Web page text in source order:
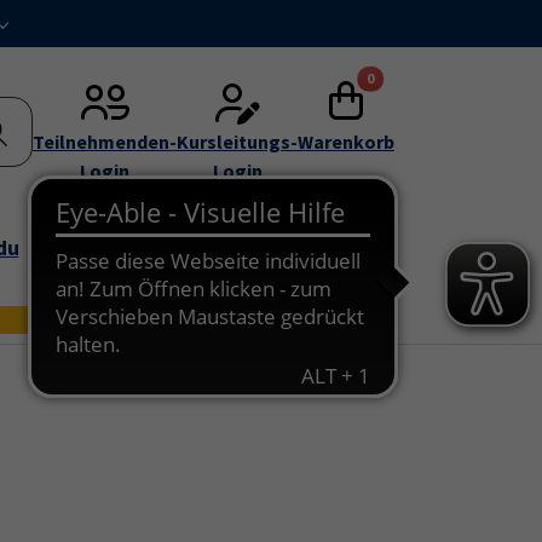
for "Über uns"
Teilnehmenden-
Login
Kursleitungs-
Login
0
Warenkorb
Online
Bildungszei
t